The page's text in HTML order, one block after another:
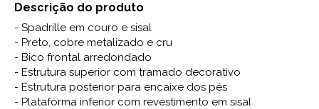
Descrição do produto
- Spadrille em couro e sisal
- Preto, cobre metalizado e cru
- Bico frontal arredondado
- Estrutura superior com tramado decorativo
- Estrutura posterior para encaixe dos pés
- Plataforma inferior com revestimento em sisal